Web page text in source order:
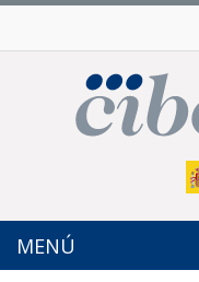
MENÚ